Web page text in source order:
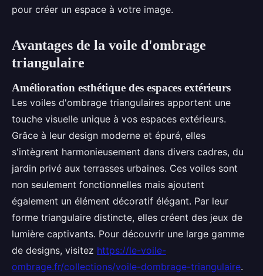
pour créer un espace à votre image.
Avantages de la voile d'ombrage
triangulaire
Amélioration esthétique des espaces extérieurs
Les voiles d'ombrage triangulaires apportent une
touche visuelle unique à vos espaces extérieurs.
Grâce à leur design moderne et épuré, elles
s'intègrent harmonieusement dans divers cadres, du
jardin privé aux terrasses urbaines. Ces voiles sont
non seulement fonctionnelles mais ajoutent
également un élément décoratif élégant. Par leur
forme triangulaire distincte, elles créent des jeux de
lumière captivants. Pour découvrir une large gamme
de designs, visitez https://le-voile-
ombrage.fr/collections/voile-dombrage-triangulaire.